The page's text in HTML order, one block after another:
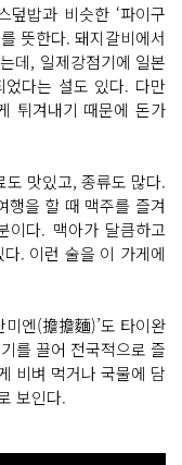
밥과 비슷한 ‘파이구
뜻한다. 돼지갈비에서
데, 일제강점기에 일본
다는 설도 있다. 다만
튀겨내기 때문에 돈가
도 맛있고, 종류도 많다.
행을 할 때 맥주를 즐겨
이다. 맥아가 달큼하고
. 이런 술을 이 가게에
미엔(擔擔麵)’도 타이완
를 끌어 전국적으로 즐
비벼 먹거나 국물에 담
보인다.